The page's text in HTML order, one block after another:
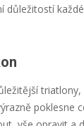
důležitostí
poklesne